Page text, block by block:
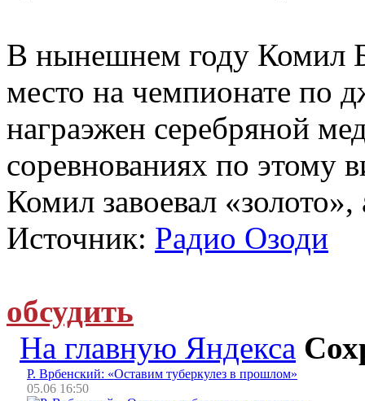
В нынешнем году Комил
место на чемпионате по
награэжен серебряной
соревнованиях по этому
Комил завоевал
Источник: Радио Озоди
обсудить
На главную Яндекса
Р. Врбенский: «Оставим туберкулез в прошлом»
05.06 16:50